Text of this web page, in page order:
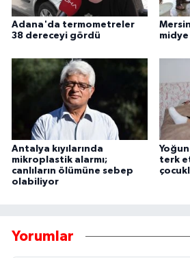
Adana'da termometreler
38 dereceyi gördü
Antalya kıyılarında
mikroplastik alarmı;
canlıların ölümüne sebep
olabiliyor
terk
Yorumlar